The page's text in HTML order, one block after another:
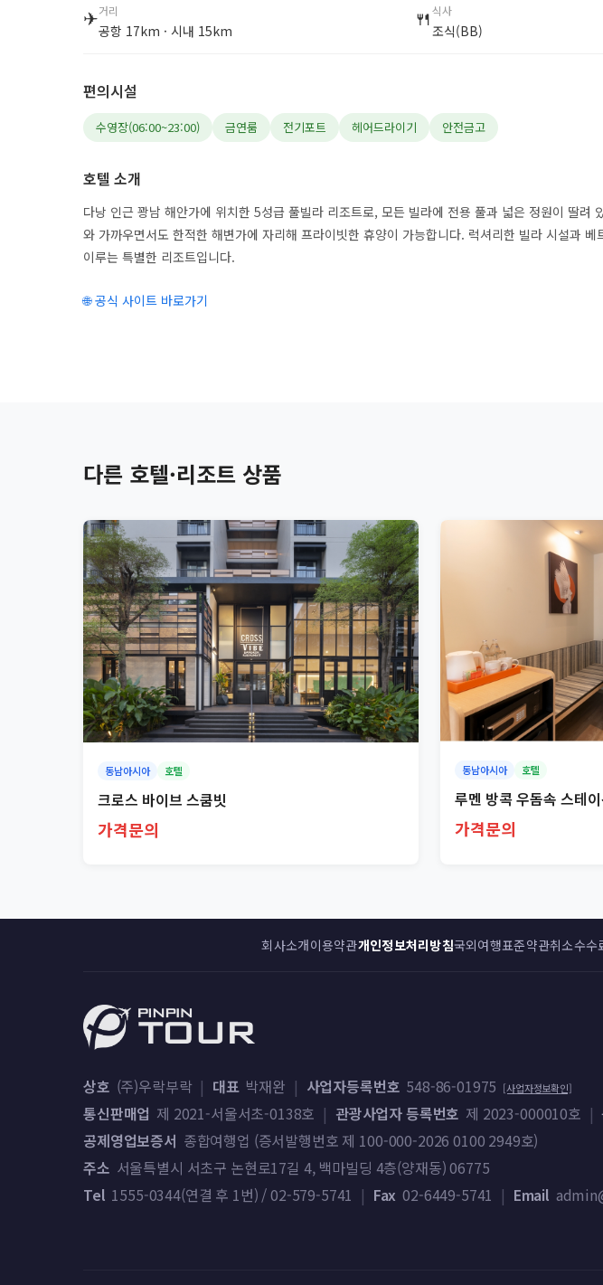
✈거리
공항 17km · 시내 15km 🍴식사
조식(BB)
편의시설
수영장(06:00~23:00) 금연룸 전기포트 헤어드라이기 안전금고
호텔 소개
다낭 인근 꽝남 해안가에 위치한 5성급 풀빌라 리조트로, 모든 빌라에 전용 풀과 넓은 정원이 딸려
와 가까우면서도 한적한 해변가에 자리해 프라이빗한 휴양이 가능합니다. 럭셔리한 빌라 시설과 베
이루는 특별한 리조트입니다.
🌐 공식 사이트 바로가기
다른 호텔·리조트 상품
동남아시아 호텔
크로스 바이브 스쿰빗
가격문의
동남아시아 호텔
루멘 방콕 우돔속 스테
가격문의
회사소개이용약관개인정보처리방침국외여행표준약관취소수수
상호 (주)우락부락 | 대표 박재완 | 사업자등록번호 548-86-01975 [사업자정보확인]
통신판매업 제 2021-서울서초-0138호 | 관광사업자 등록번호 제 2023-000010호 |
공제영업보증서 종합여행업 (증서발행번호 제 100-000-2026 0100 2949호)
주소 서울특별시 서초구 논현로17길 4, 백마빌딩 4층(양재동) 06775
Tel 1555-0344(연결 후 1번) / 02-579-5741 | Fax 02-6449-5741 | Email